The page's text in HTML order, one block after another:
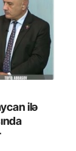
ilə